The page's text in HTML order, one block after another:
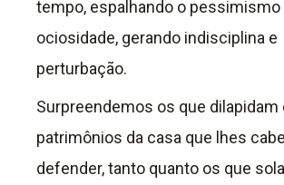
tempo, espalhando o pessimismo
ociosidade, gerando indisciplina e
perturbação.
Surpreendemos os que dilapidam
patrimônios da casa que lhes
defender, tanto quanto os que